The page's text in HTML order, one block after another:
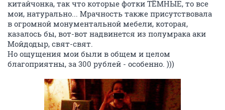
китайчонка, так что которые фотки ТЁМНЫЕ, то все
мои, натурально... Мрачность также присутствовала
в огромной монументальной мебели, которая,
казалось бы, вот-вот надвинется из полумрака аки
Мойдодыр, свят-свят.
Но ощущения мои были в общем и целом
благоприятны, за 300 рублей - особенно. )))